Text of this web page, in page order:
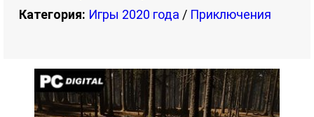
Категория: Игры 2020 года / Приключения